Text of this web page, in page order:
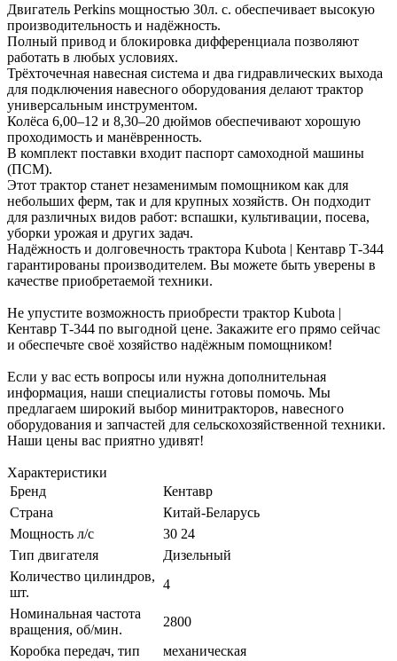
Двигатель Perkins мощностью 30л. с. обеспечивает высокую
производительность и надёжность.
Полный привод и блокировка дифференциала позволяют
работать в любых условиях.
Трёхточечная навесная система и два гидравлических выхода
для подключения навесного оборудования делают трактор
универсальным инструментом.
Колёса 6,00–12 и 8,30–20 дюймов обеспечивают хорошую
проходимость и манёвренность.
В комплект поставки входит паспорт самоходной машины
(ПСМ).
Этот трактор станет незаменимым помощником как для
небольших ферм, так и для крупных хозяйств. Он подходит
для различных видов работ: вспашки, культивации, посева,
уборки урожая и других задач.
Надёжность и долговечность трактора Kubota | Кентавр Т-344
гарантированы производителем. Вы можете быть уверены в
качестве приобретаемой техники.
Не упустите возможность приобрести трактор Kubota |
Кентавр Т-344 по выгодной цене. Закажите его прямо сейчас
и обеспечьте своё хозяйство надёжным помощником!
Если у вас есть вопросы или нужна дополнительная
информация, наши специалисты готовы помочь. Мы
предлагаем широкий выбор минитракторов, навесного
оборудования и запчастей для сельскохозяйственной техники.
Наши цены вас приятно удивят!
Характеристики
Бренд
Кентавр
Страна
Китай-Беларусь
Мощность л/с
30 24
Тип двигателя
Дизельный
Количество цилиндров,
шт.
4
Номинальная частота
вращения, об/мин.
2800
Коробка передач, тип
механическая